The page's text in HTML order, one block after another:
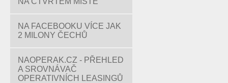
NA FACEBOOKU VÍCE JAK
2 MILONY ČECHŮ
NAOPERAK.CZ - PŘEHLED
A SROVNÁVAČ
OPERATIVNÍCH LEASINGŮ